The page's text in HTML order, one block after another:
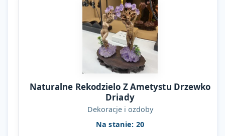
Naturalne Rekodzielo Z Ametystu Drzewko
Driady
Dekoracje i ozdoby
Na stanie: 20